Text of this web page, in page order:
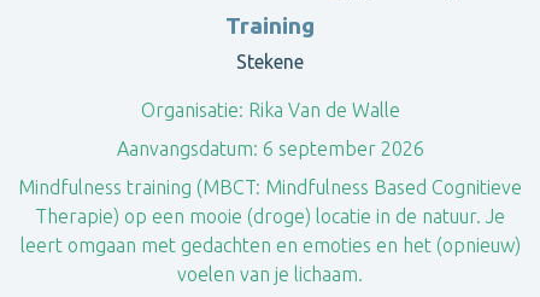
Training
Stekene
Organisatie: Rika Van de Walle
Aanvangsdatum: 6 september 2026
Mindfulness training (MBCT: Mindfulness Based Cognitieve
Therapie) op een mooie (droge) locatie in de natuur. Je
leert omgaan met gedachten en emoties en het (opnieuw)
voelen van je lichaam.